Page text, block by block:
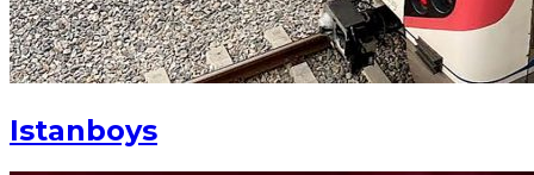
Istanboys